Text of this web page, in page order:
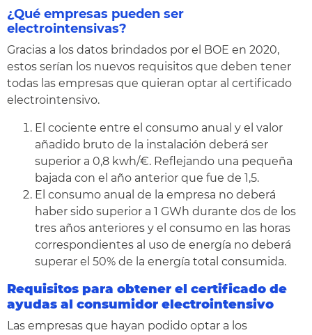
¿Qué empresas pueden ser
electrointensivas?
Gracias a los datos brindados por el BOE en 2020,
estos serían los nuevos requisitos que deben tener
todas las empresas que quieran optar al certificado
electrointensivo.
El cociente entre el consumo anual y el valor
añadido bruto de la instalación deberá ser
superior a 0,8 kwh/€. Reflejando una pequeña
bajada con el año anterior que fue de 1,5.
El consumo anual de la empresa no deberá
haber sido superior a 1 GWh durante dos de los
tres años anteriores y el consumo en las horas
correspondientes al uso de energía no deberá
superar el 50% de la energía total consumida.
Requisitos para obtener el certificado de
ayudas al consumidor electrointensivo
Las empresas que hayan podido optar a los